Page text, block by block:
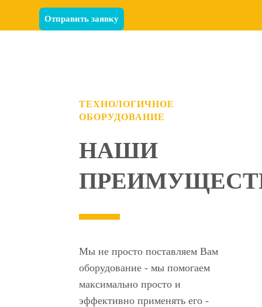
Отправить заявку
ТЕХНОЛОГИЧНОЕ
ОБОРУДОВАНИЕ
НАШИ
Мы не просто поставляем Вам
оборудование - мы помогаем
максимально просто и
эффективно применять его -